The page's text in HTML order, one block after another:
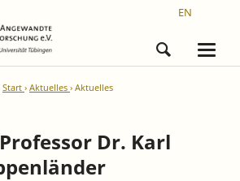
EN
Start Aktuelles Aktuelles
Dr. Karl